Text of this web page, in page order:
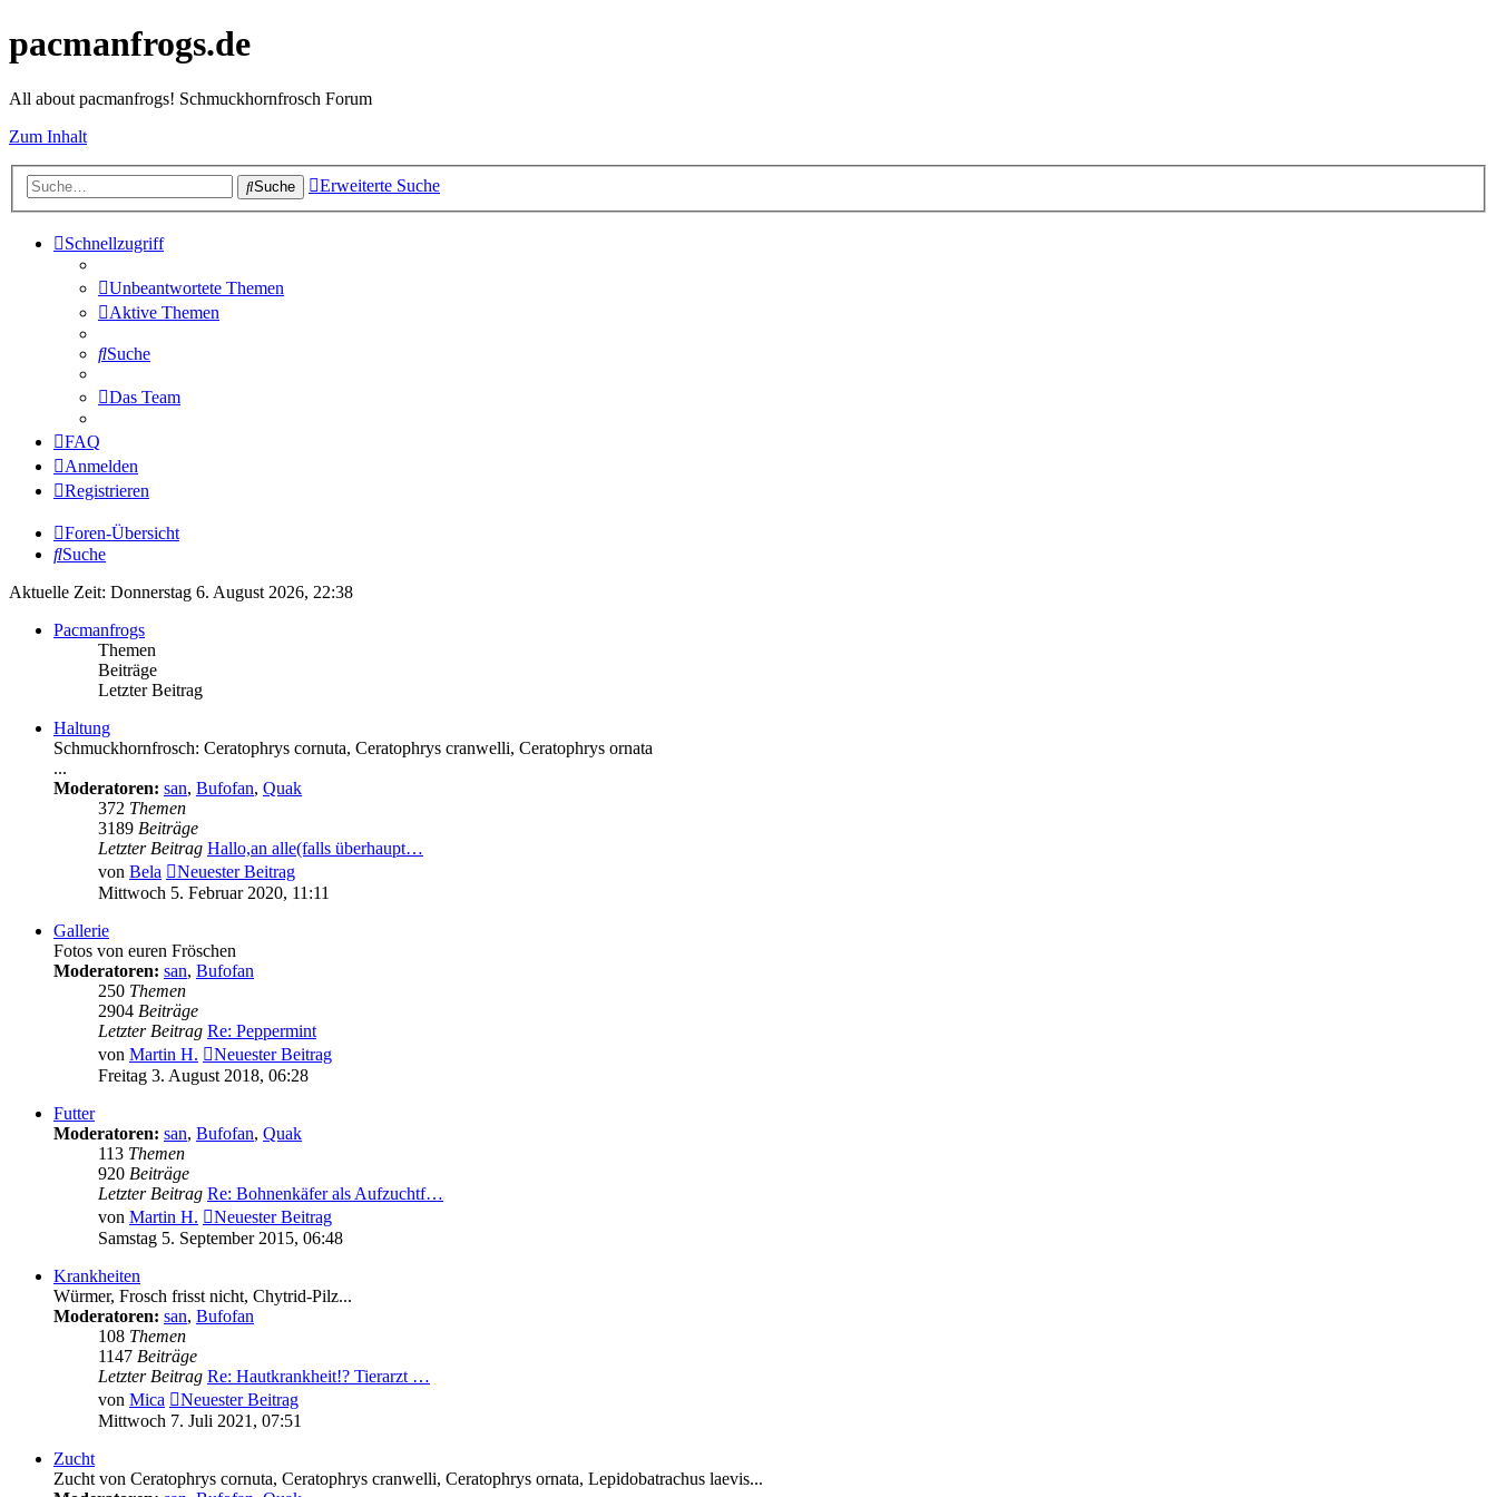
pacmanfrogs.de
All about pacmanfrogs! Schmuckhornfrosch Forum
Zum Inhalt
Suche Erweiterte Suche
Schnellzugriff
Unbeantwortete Themen
Aktive Themen
Suche
Das Team
FAQ
Anmelden
Registrieren
Foren-Übersicht
Suche
Aktuelle Zeit: Donnerstag 6. August 2026, 22:38
Pacmanfrogs
Themen
Beiträge
Letzter Beitrag
Haltung
Schmuckhornfrosch: Ceratophrys cornuta, Ceratophrys cranwelli, Ceratophrys ornata
...
Moderatoren: san, Bufofan, Quak
372 Themen
3189 Beiträge
Letzter Beitrag Hallo,an alle(falls überhaupt…
von Bela
Neuester Beitrag
Mittwoch 5. Februar 2020, 11:11
Gallerie
Fotos von euren Fröschen
Moderatoren: san, Bufofan
250 Themen
2904 Beiträge
Letzter Beitrag Re: Peppermint
von Martin H.
Neuester Beitrag
Freitag 3. August 2018, 06:28
Futter
Moderatoren: san, Bufofan, Quak
113 Themen
920 Beiträge
Letzter Beitrag Re: Bohnenkäfer als Aufzuchtf…
von Martin H.
Neuester Beitrag
Samstag 5. September 2015, 06:48
Krankheiten
Würmer, Frosch frisst nicht, Chytrid-Pilz...
Moderatoren: san, Bufofan
108 Themen
1147 Beiträge
Letzter Beitrag Re: Hautkrankheit!? Tierarzt …
von Mica
Neuester Beitrag
Mittwoch 7. Juli 2021, 07:51
Zucht
Zucht von Ceratophrys cornuta, Ceratophrys cranwelli, Ceratophrys ornata, Lepidobatrachus laevis...